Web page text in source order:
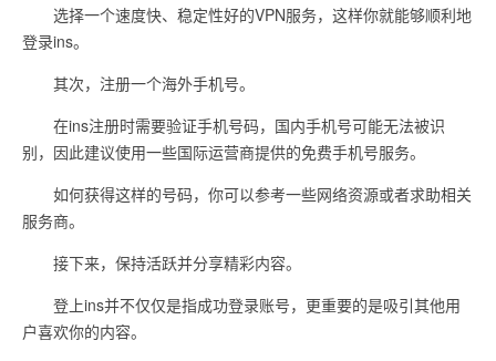
选择一个速度快、稳定性好的VPN服务，这样你就能够顺利地
登录ins。
其次，注册一个海外手机号。
在ins注册时需要验证手机号码，国内手机号可能无法被识
别，因此建议使用一些国际运营商提供的免费手机号服务。
如何获得这样的号码，你可以参考一些网络资源或者求助相关
服务商。
接下来，保持活跃并分享精彩内容。
登上ins并不仅仅是指成功登录账号，更重要的是吸引其他用
户喜欢你的内容。